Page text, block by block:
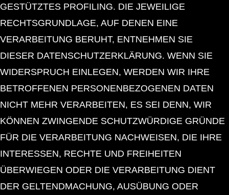
GESTÜTZTES PROFILING. DIE JEWEILIGE
RECHTSGRUNDLAGE, AUF DENEN EINE
VERARBEITUNG BERUHT, ENTNEHMEN SIE
DIESER DATENSCHUTZERKLÄRUNG. WENN SIE
WIDERSPRUCH EINLEGEN, WERDEN WIR IHRE
BETROFFENEN PERSONENBEZOGENEN DATEN
NICHT MEHR VERARBEITEN, ES SEI DENN, WIR
KÖNNEN ZWINGENDE SCHUTZWÜRDIGE GRÜNDE
FÜR DIE VERARBEITUNG NACHWEISEN, DIE IHRE
INTERESSEN, RECHTE UND FREIHEITEN
ÜBERWIEGEN ODER DIE VERARBEITUNG DIENT
DER GELTENDMACHUNG, AUSÜBUNG ODER